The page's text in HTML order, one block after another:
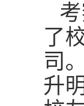
了
司
升